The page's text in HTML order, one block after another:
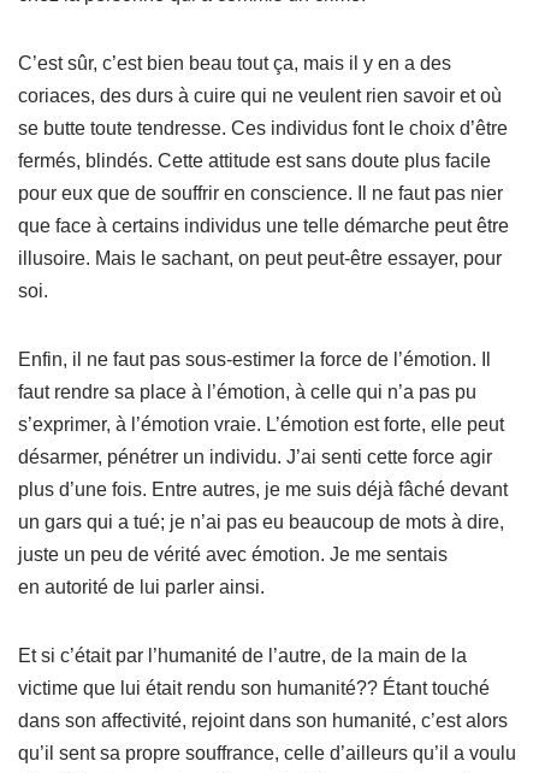
C’est sûr, c’est bien beau tout ça, mais il y en a des
coriaces, des durs à cuire qui ne veulent rien savoir et où
se butte toute tendresse. Ces individus font le choix d’être
fermés, blindés. Cette attitude est sans doute plus facile
pour eux que de souffrir en conscience. Il ne faut pas nier
que face à certains individus une telle démarche peut être
illusoire. Mais le sachant, on peut peut-être essayer, pour
soi.
Enfin, il ne faut pas sous-estimer la force de l’émotion. Il
faut rendre sa place à l’émotion, à celle qui n’a pas pu
s’exprimer, à l’émotion vraie. L’émotion est forte, elle peut
désarmer, pénétrer un individu. J’ai senti cette force agir
plus d’une fois. Entre autres, je me suis déjà fâché devant
un gars qui a tué; je n’ai pas eu beaucoup de mots à dire,
juste un peu de vérité avec émotion. Je me sentais
en autorité de lui parler ainsi.
Et si c’était par l’humanité de l’autre, de la main de la
victime que lui était rendu son humanité?? Étant touché
dans son affectivité, rejoint dans son humanité, c’est alors
qu’il sent sa propre souffrance, celle d’ailleurs qu’il a voulu